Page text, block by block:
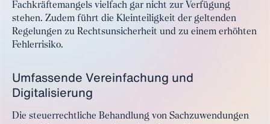
Fachkräftemangels vielfach gar nicht zur Verfügung
stehen. Zudem führt die Kleinteiligkeit der geltenden
Regelungen zu Rechtsunsicherheit und zu einem erhöhten
Fehlerrisiko.
Umfassende Vereinfachung und
Digitalisierung
Die steuerrechtliche Behandlung von Sachzuwendungen